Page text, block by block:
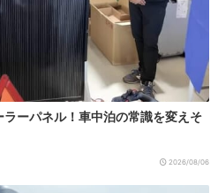
ーパネル！車中泊の常識を変えそ
2026/08/06